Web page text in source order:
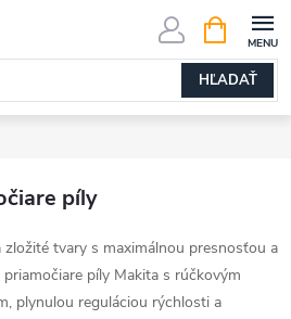
HĽADAŤ
KOŠÍK
píly
tvary s maximálnou presnosťou a
píly Makita s rúčkovým
plynulou reguláciou rýchlosti a